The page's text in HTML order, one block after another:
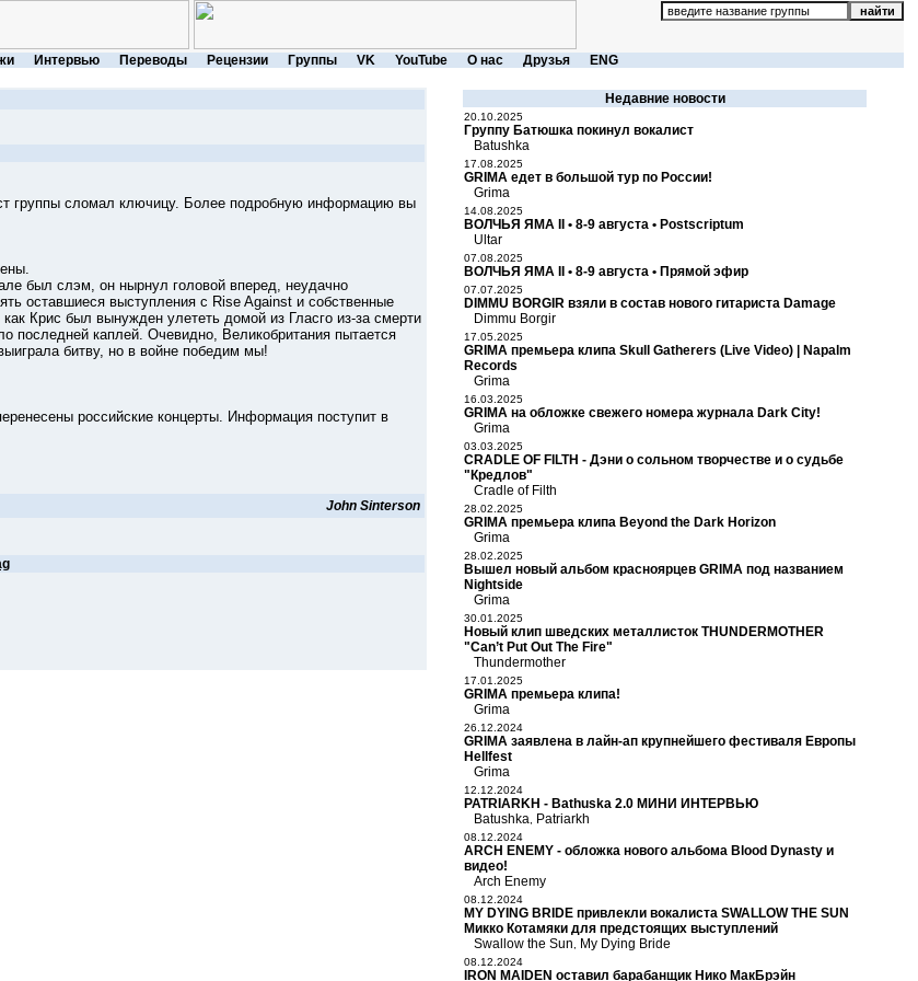
Интервью Переводы Рецензии Группы VK YouTube О нас Друзья ENG
сломал ключицу. Более подробную информацию вы
был слэм, он нырнул головой вперед, неудачно
оставшиеся выступления с Rise Against и собственные
Крис был вынужден улететь домой из Гласго из-за смерти
последней каплей. Очевидно, Великобритания пытается
битву, но в войне победим мы!
российские концерты. Информация поступит в
John Sinterson
Недавние новости
20.10.2025
Группу Батюшка покинул вокалист
Batushka
17.08.2025
GRIMA едет в большой тур по России!
Grima
14.08.2025
ВОЛЧЬЯ ЯМА II • 8-9 августа • Postscriptum
Ultar
07.08.2025
ВОЛЧЬЯ ЯМА II • 8-9 августа • Прямой эфир
07.07.2025
DIMMU BORGIR взяли в состав нового гитариста Damage
Dimmu Borgir
17.05.2025
GRIMA премьера клипа Skull Gatherers (Live Video) | Napalm
Records
Grima
16.03.2025
GRIMA на обложке свежего номера журнала Dark City!
Grima
03.03.2025
CRADLE OF FILTH - Дэни о сольном творчестве и о судьбе
"Кредлов"
Cradle of Filth
28.02.2025
GRIMA премьера клипа Beyond the Dark Horizon
Grima
28.02.2025
Вышел новый альбом красноярцев GRIMA под названием
Nightside
Grima
30.01.2025
Новый клип шведских металлисток THUNDERMOTHER
"Can’t Put Out The Fire"
Thundermother
17.01.2025
GRIMA премьера клипа!
Grima
26.12.2024
GRIMA заявлена в лайн-ап крупнейшего фестиваля Европы
Hellfest
Grima
12.12.2024
PATRIARKH - Bathuska 2.0 МИНИ ИНТЕРВЬЮ
Batushka Patriarkh
08.12.2024
ARCH ENEMY - обложка нового альбома Blood Dynasty и
видео!
Arch Enemy
08.12.2024
MY DYING BRIDE привлекли вокалиста SWALLOW THE SUN
Микко Котамяки для предстоящих выступлений
Swallow the Sun
My Dying Bride
08.12.2024
IRON MAIDEN оставил барабанщик Нико МакБрэйн